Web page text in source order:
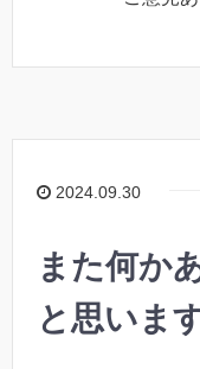
2024.09.30
また何か
と思いま